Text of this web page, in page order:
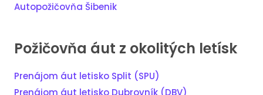
Autopožičovňa Šibenik
Požičovňa áut z okolitých letísk
Prenájom áut letisko Split (SPU)
Prenájom áut letisko Dubrovník (DBV)